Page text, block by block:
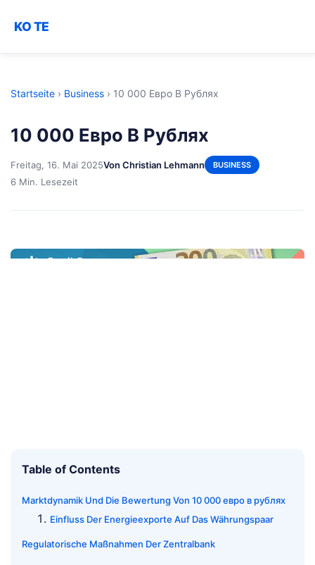
KO TE
Startseite › Business › 10 000 Евро В Рублях
10 000 Евро В Рублях
Freitag, 16. Mai 2025Von Christian Lehmann BUSINESS
6 Min. Lesezeit
Table of Contents
Marktdynamik Und Die Bewertung Von 10 000 евро в рублях
Einfluss Der Energieexporte Auf Das Währungspaar
Regulatorische Maßnahmen Der Zentralbank